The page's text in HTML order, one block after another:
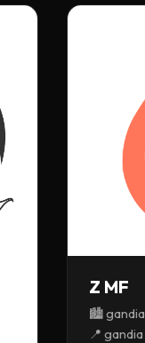
Z MF
🏙️ gandia
📍 gandia